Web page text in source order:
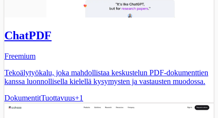
ChatPDF
Freemium
Tekoälytyökalu, joka mahdollistaa keskustelun PDF-dokumenttien
kanssa luonnollisella kielellä kysymysten ja vastausten muodossa.
DokumentitTuottavuus+1